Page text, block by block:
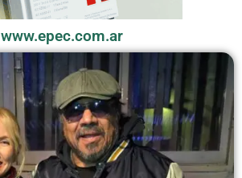
www.epec.com.ar